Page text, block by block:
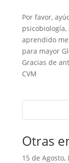
Por favor,
aprendido
para mayor
Gracias de
CVM
Otras
15 de